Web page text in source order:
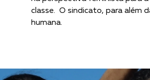
classe. O sindicato, para além
humana.